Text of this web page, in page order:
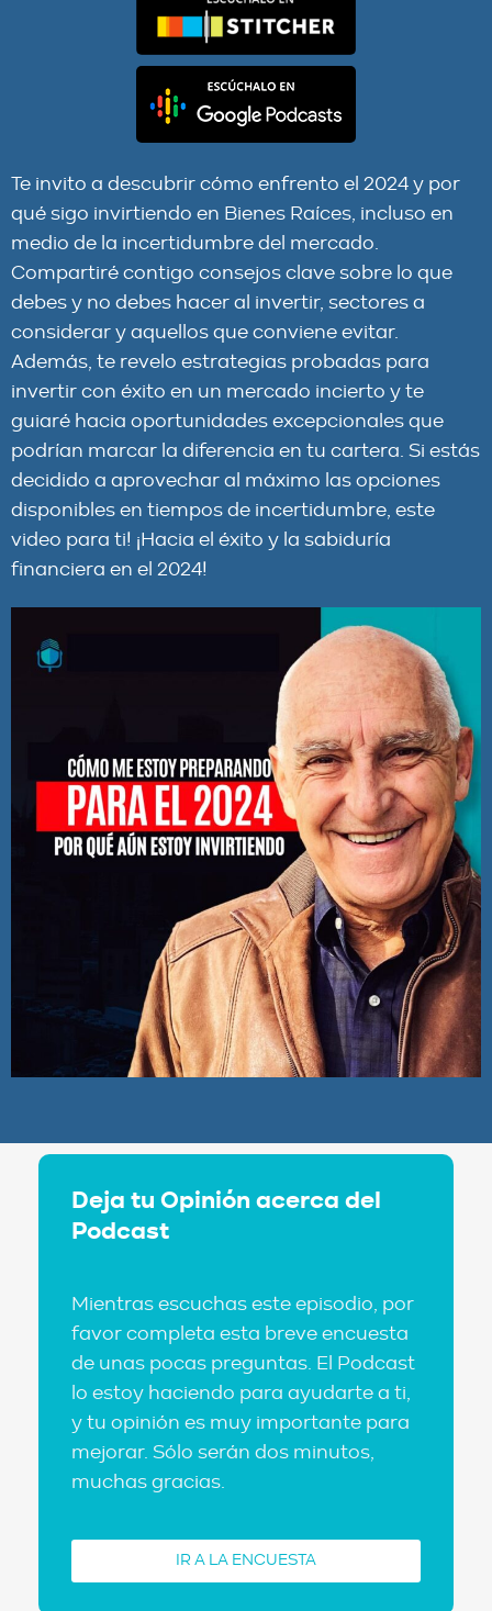
Te invito a descubrir cómo enfrento el 2024 y por
qué sigo invirtiendo en Bienes Raíces, incluso en
medio de la incertidumbre del mercado.
Compartiré contigo consejos clave sobre lo que
debes y no debes hacer al invertir, sectores a
considerar y aquellos que conviene evitar.
Además, te revelo estrategias probadas para
invertir con éxito en un mercado incierto y te
guiaré hacia oportunidades excepcionales que
podrían marcar la diferencia en tu cartera. Si estás
decidido a aprovechar al máximo las opciones
disponibles en tiempos de incertidumbre, este
video para ti! ¡Hacia el éxito y la sabiduría
financiera en el 2024!
Deja tu Opinión acerca del
Podcast
Mientras escuchas este episodio, por
favor completa esta breve encuesta
de unas pocas preguntas. El Podcast
lo estoy haciendo para ayudarte a ti,
y tu opinión es muy importante para
mejorar. Sólo serán dos minutos,
muchas gracias.
IR A LA ENCUESTA